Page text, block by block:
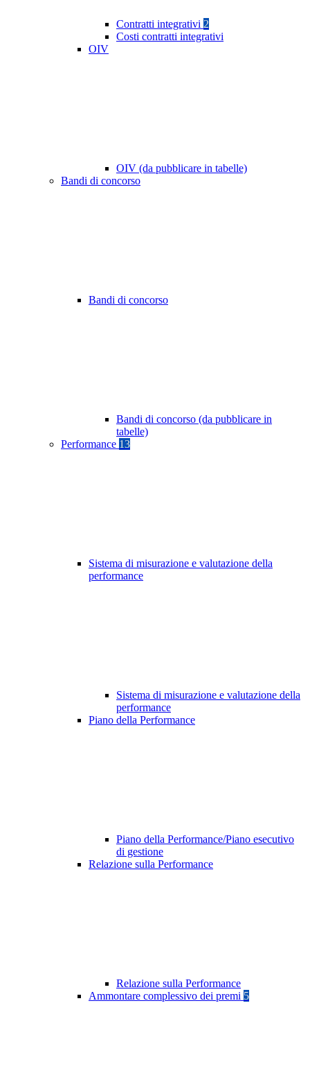
Contratti integrativi 2
Costi contratti integrativi
OIV
OIV (da pubblicare in tabelle)
Bandi di concorso
Bandi di concorso
Bandi di concorso (da pubblicare in
tabelle)
Performance 13
Sistema di misurazione e valutazione della
performance
Sistema di misurazione e valutazione della
performance
Piano della Performance
Piano della Performance/Piano esecutivo
di gestione
Relazione sulla Performance
Relazione sulla Performance
Ammontare complessivo dei premi 5